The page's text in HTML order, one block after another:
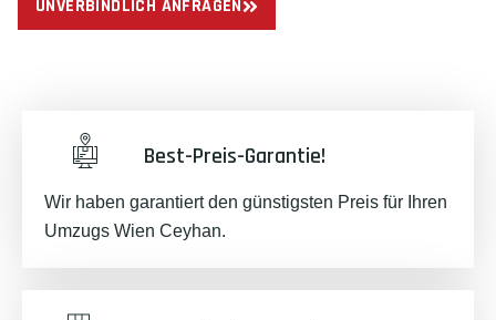
UNVERBINDLICH ANFRAGEN
Best-Preis-Garantie!
Wir haben garantiert den günstigsten Preis für Ihren
Umzugs Wien Ceyhan.